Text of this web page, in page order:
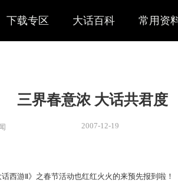
下载专区 大话百科 常用资
三界春意浓